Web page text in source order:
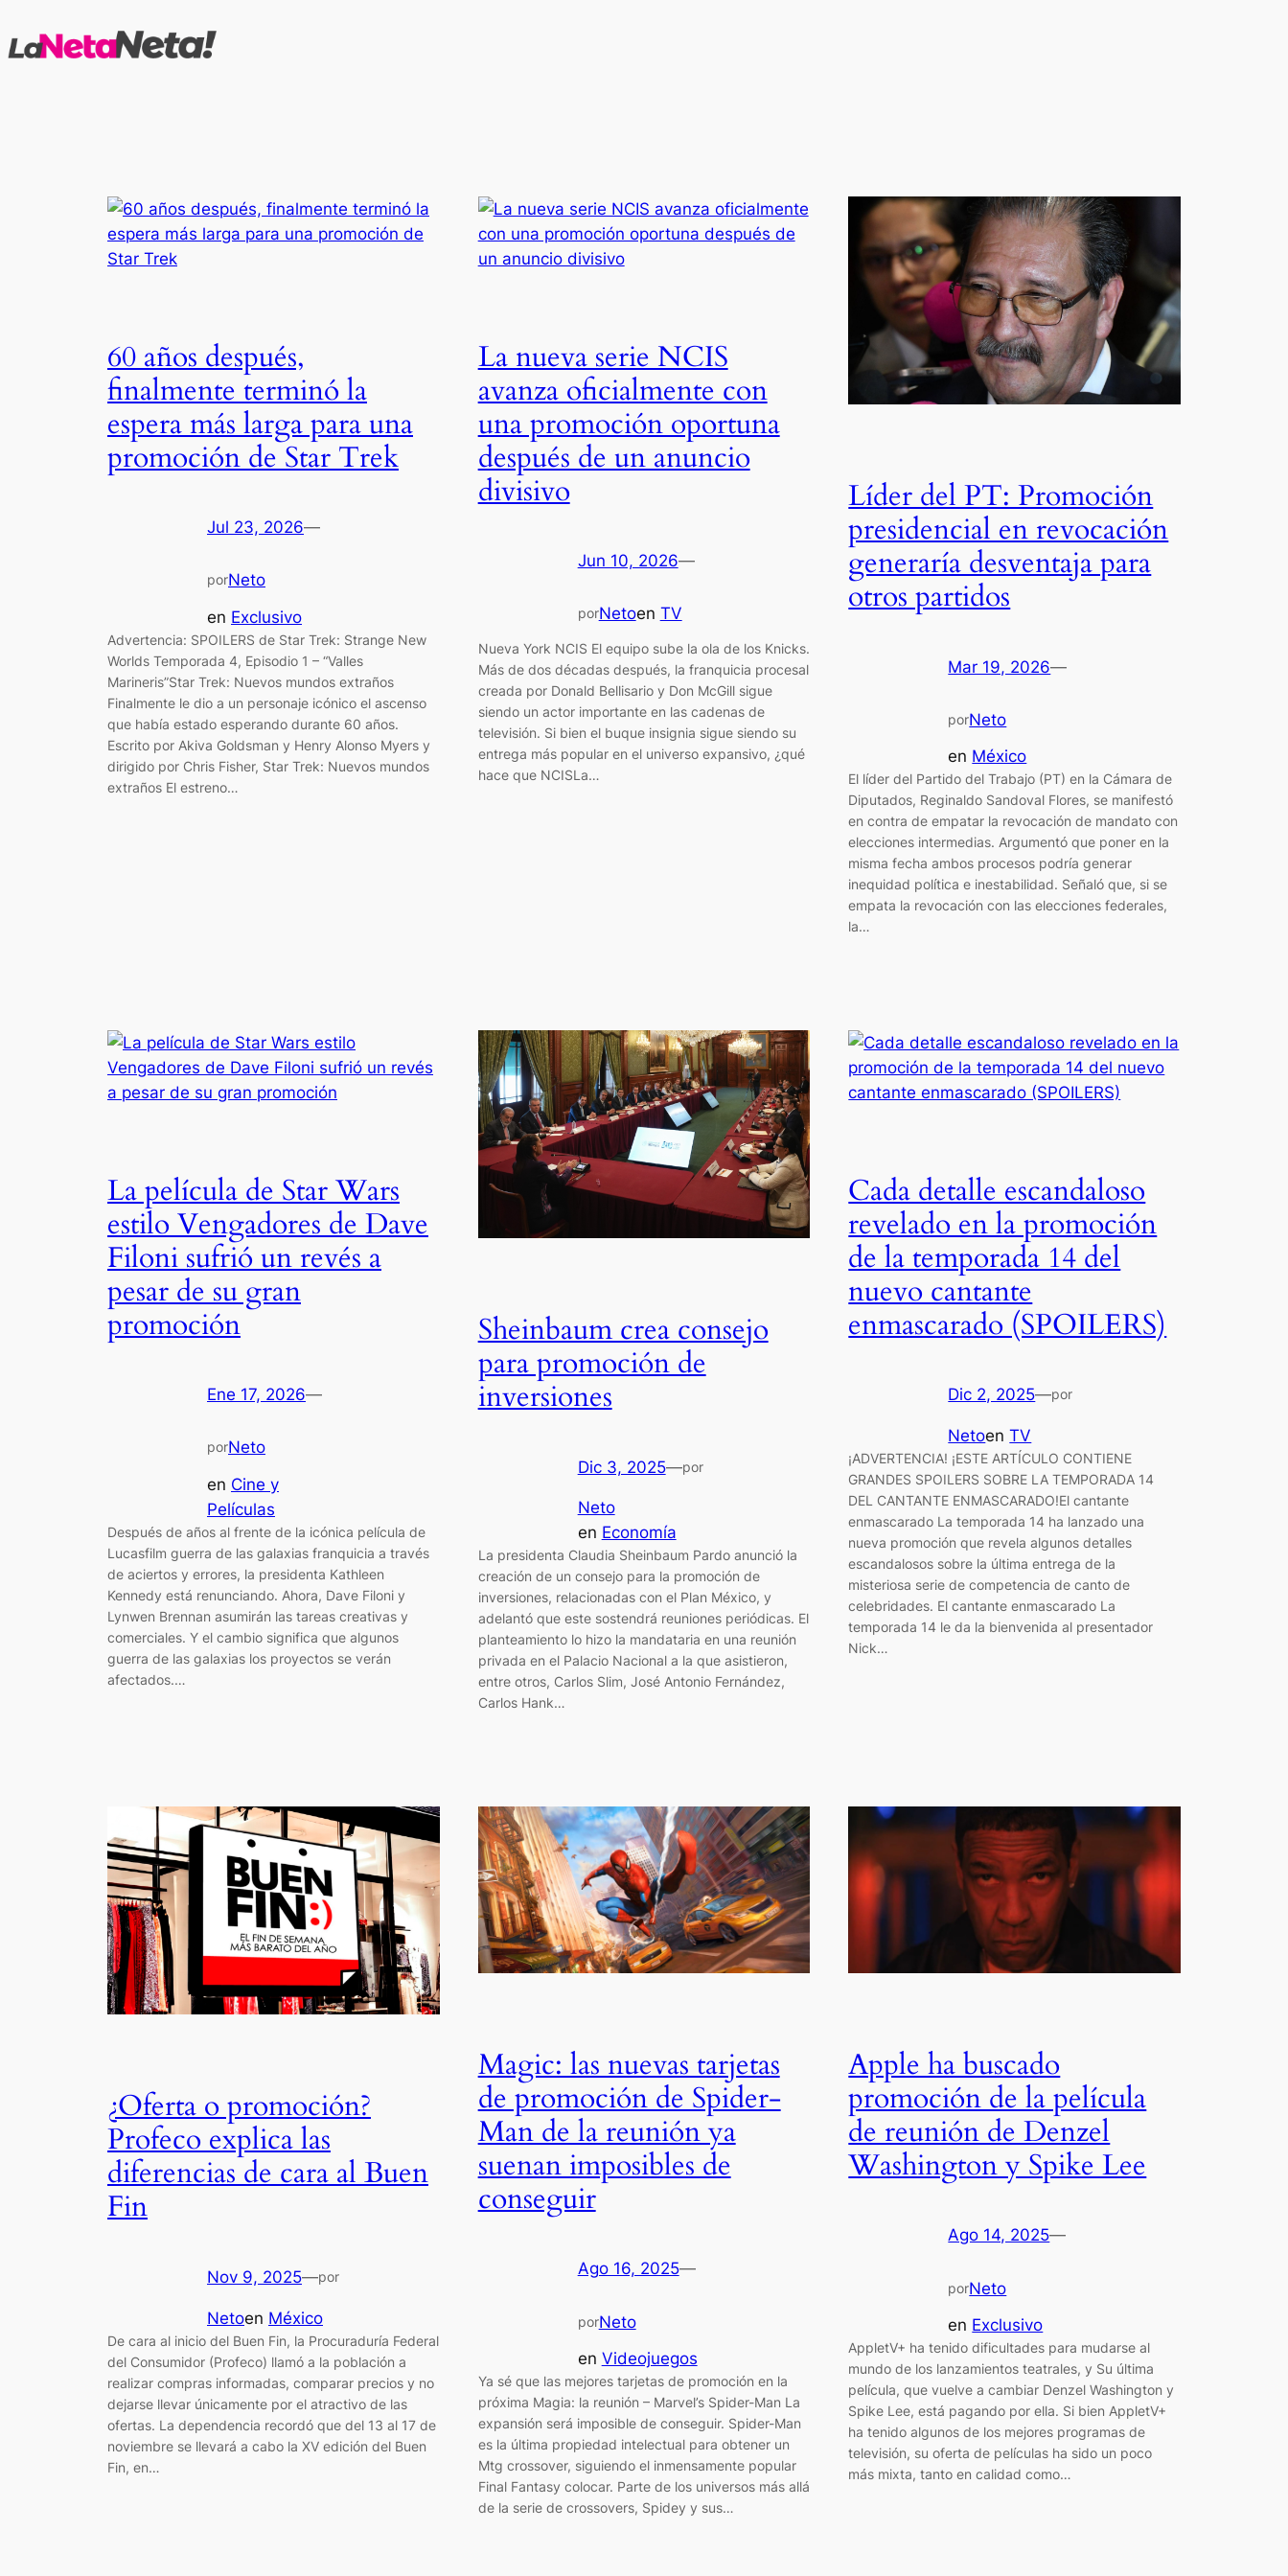
al
60 años después,
finalmente terminó la
espera más larga para una
promoción de Star Trek
Jul 23, 2026—
porNeto
en Exclusivo
Advertencia: SPOILERS de Star Trek: Strange New
Worlds Temporada 4, Episodio 1 – “Valles
Marineris”Star Trek: Nuevos mundos extraños
Finalmente le dio a un personaje icónico el ascenso
que había estado esperando durante 60 años.
Escrito por Akiva Goldsman y Henry Alonso Myers y
dirigido por Chris Fisher, Star Trek: Nuevos mundos
extraños El estreno…
La nueva serie NCIS
avanza oficialmente con
una promoción oportuna
después de un anuncio
divisivo
Jun 10, 2026—
porNetoen TV
Nueva York NCIS El equipo sube la ola de los Knicks.
Más de dos décadas después, la franquicia procesal
creada por Donald Bellisario y Don McGill sigue
siendo un actor importante en las cadenas de
televisión. Si bien el buque insignia sigue siendo su
entrega más popular en el universo expansivo, ¿qué
hace que NCISLa…
Líder del PT: Promoción
presidencial en revocación
generaría desventaja para
otros partidos
Mar 19, 2026—
porNeto
en México
El líder del Partido del Trabajo (PT) en la Cámara de
Diputados, Reginaldo Sandoval Flores, se manifestó
en contra de empatar la revocación de mandato con
elecciones intermedias. Argumentó que poner en la
misma fecha ambos procesos podría generar
inequidad política e inestabilidad. Señaló que, si se
empata la revocación con las elecciones federales,
la…
La película de Star Wars
estilo Vengadores de Dave
Filoni sufrió un revés a
pesar de su gran
promoción
Ene 17, 2026—
porNeto
en Cine y
Películas
Después de años al frente de la icónica película de
Lucasfilm guerra de las galaxias franquicia a través
de aciertos y errores, la presidenta Kathleen
Kennedy está renunciando. Ahora, Dave Filoni y
Lynwen Brennan asumirán las tareas creativas y
comerciales. Y el cambio significa que algunos
guerra de las galaxias los proyectos se verán
afectados.…
Sheinbaum crea consejo
para promoción de
inversiones
Dic 3, 2025—por
Neto
en Economía
La presidenta Claudia Sheinbaum Pardo anunció la
creación de un consejo para la promoción de
inversiones, relacionadas con el Plan México, y
adelantó que este sostendrá reuniones periódicas. El
planteamiento lo hizo la mandataria en una reunión
privada en el Palacio Nacional a la que asistieron,
entre otros, Carlos Slim, José Antonio Fernández,
Carlos Hank…
Cada detalle escandaloso
revelado en la promoción
de la temporada 14 del
nuevo cantante
enmascarado (SPOILERS)
Dic 2, 2025—por
NetoenTV
¡ADVERTENCIA! ¡ESTE ARTÍCULO CONTIENE
GRANDES SPOILERS SOBRE LA TEMPORADA 14
DEL CANTANTE ENMASCARADO!El cantante
enmascarado La temporada 14 ha lanzado una
nueva promoción que revela algunos detalles
escandalosos sobre la última entrega de la
misteriosa serie de competencia de canto de
celebridades. El cantante enmascarado La
temporada 14 le da la bienvenida al presentador
Nick…
¿Oferta o promoción?
Profeco explica las
diferencias de cara al Buen
Fin
Nov 9, 2025—por
Netoen México
De cara al inicio del Buen Fin, la Procuraduría Federal
del Consumidor (Profeco) llamó a la población a
realizar compras informadas, comparar precios y no
dejarse llevar únicamente por el atractivo de las
ofertas. La dependencia recordó que del 13 al 17 de
noviembre se llevará a cabo la XV edición del Buen
Fin, en…
Magic: las nuevas tarjetas
de promoción de Spider-
Man de la reunión ya
suenan imposibles de
conseguir
Ago 16, 2025—
porNeto
en Videojuegos
Ya sé que las mejores tarjetas de promoción en la
próxima Magia: la reunión – Marvel’s Spider-Man La
expansión será imposible de conseguir. Spider-Man
es la última propiedad intelectual para obtener un
Mtg crossover, siguiendo el inmensamente popular
Final Fantasy colocar. Parte de los universos más allá
de la serie de crossovers, Spidey y sus…
Apple ha buscado
promoción de la película
de reunión de Denzel
Washington y Spike Lee
Ago 14, 2025—
porNeto
en Exclusivo
AppletV+ ha tenido dificultades para mudarse al
mundo de los lanzamientos teatrales, y Su última
película, que vuelve a cambiar Denzel Washington y
Spike Lee, está pagando por ella. Si bien AppletV+
ha tenido algunos de los mejores programas de
televisión, su oferta de películas ha sido un poco
más mixta, tanto en calidad como…